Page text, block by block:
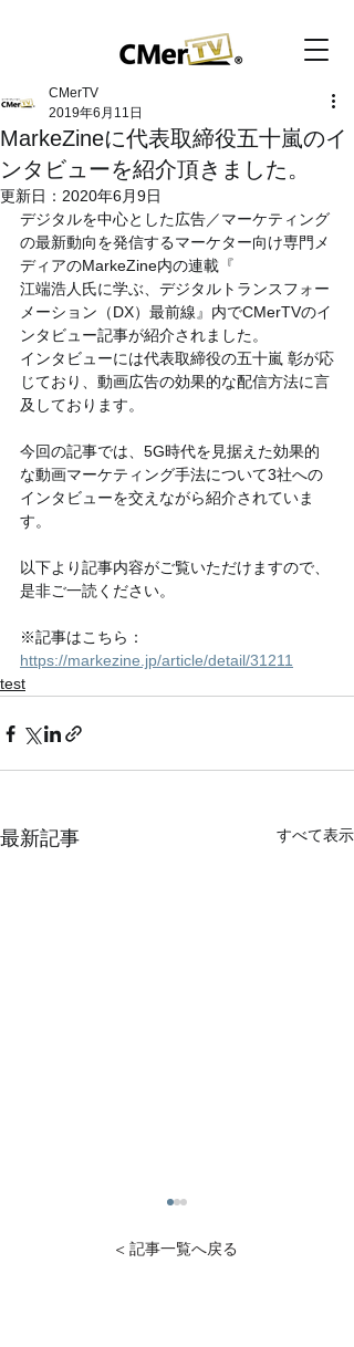
MarkeZineに代表取締役五十嵐のイ
ンタビューを紹介頂きました。
CMerTV
2019年6月11日
更新日： 2020年6月9日
デジタルを中心とした広告／マーケティング
の最新動向を発信するマーケター向け専門メ
ディアのMarkeZine内の連載『
江端浩人氏に学ぶ、デジタルトランスフォー
メーション（DX）最前線』内でCMerTVのイ
ンタビュー記事が紹介されました。
インタビューには代表取締役の五十嵐 彰が応
じており、動画広告の効果的な配信方法に言
及しております。
今回の記事では、5G時代を見据えた効果的
な動画マーケティング手法について3社への
インタビューを交えながら紹介されていま
す。
以下より記事内容がご覧いただけますので、
是非ご一読ください。
※記事はこちら：
https://markezine.jp/article/detail/31211
test
最新記事 すべて表示
< 記事一覧へ戻る